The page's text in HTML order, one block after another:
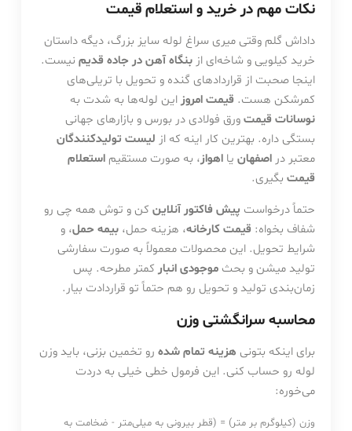
نکات مهم در خرید و استعلام قیمت
داداش گلم وقتی میری سراغ لوله سایز بزرگ، دیگه داستان
خرید کیلویی و شاخه‌ای از بنگاه آهن در جاده قدیمنیست.
اینجا صحبت از قراردادهای گنده و تحویل با تریلی‌های
کمرشکن هست. قیمت امروزاین لوله‌ها به شدت به
نوسانات قیمتورق فولادی در بورس و بازارهای جهانی
بستگی داره. بهترین کار اینه که از لیست تولیدکنندگان
معتبر در اصفهانیا اهواز، به صورت مستقیم استعلام
قیمتبگیری.
حتماً درخواست پیش فاکتور آنلاینکن و توش همه چی رو
شفاف بخواه: قیمت کارخانه، هزینه حمل، بیمه حمل، و
شرایط تحویل. این محصولات معمولاً به صورت سفارشی
تولید میشن و بحث موجودی انبارکمتر مطرحه. پس
زمان‌بندی تولید و تحویل رو هم حتماً تو قراردادت بیار.
محاسبه سرانگشتی وزن
برای اینکه بتونی هزینه تمام شدهرو تخمین بزنی، باید وزن
لوله رو حساب کنی. این فرمول خطی خیلی به دردت
می‌خوره:
وزن (کیلوگرم بر متر) = (قطر بیرونی به میلی‌متر - ضخامت به